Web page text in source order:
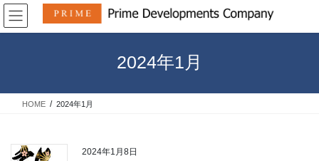
コ
ン
テ
ス
ナ
ビ
ゲ
ン
2024年1月
HOME 2024年1月
2024年1月8日